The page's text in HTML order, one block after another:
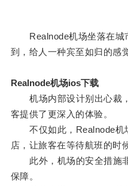
Realnode机场坐落在城
到，给人一种宾至如归的感
Realnode机场ios下载
机场内部设计别出心裁，
客提供了更深入的体验。
不仅如此，Realnode机
店，让旅客在等待航班的时
此外，机场的安全措施非
保障。